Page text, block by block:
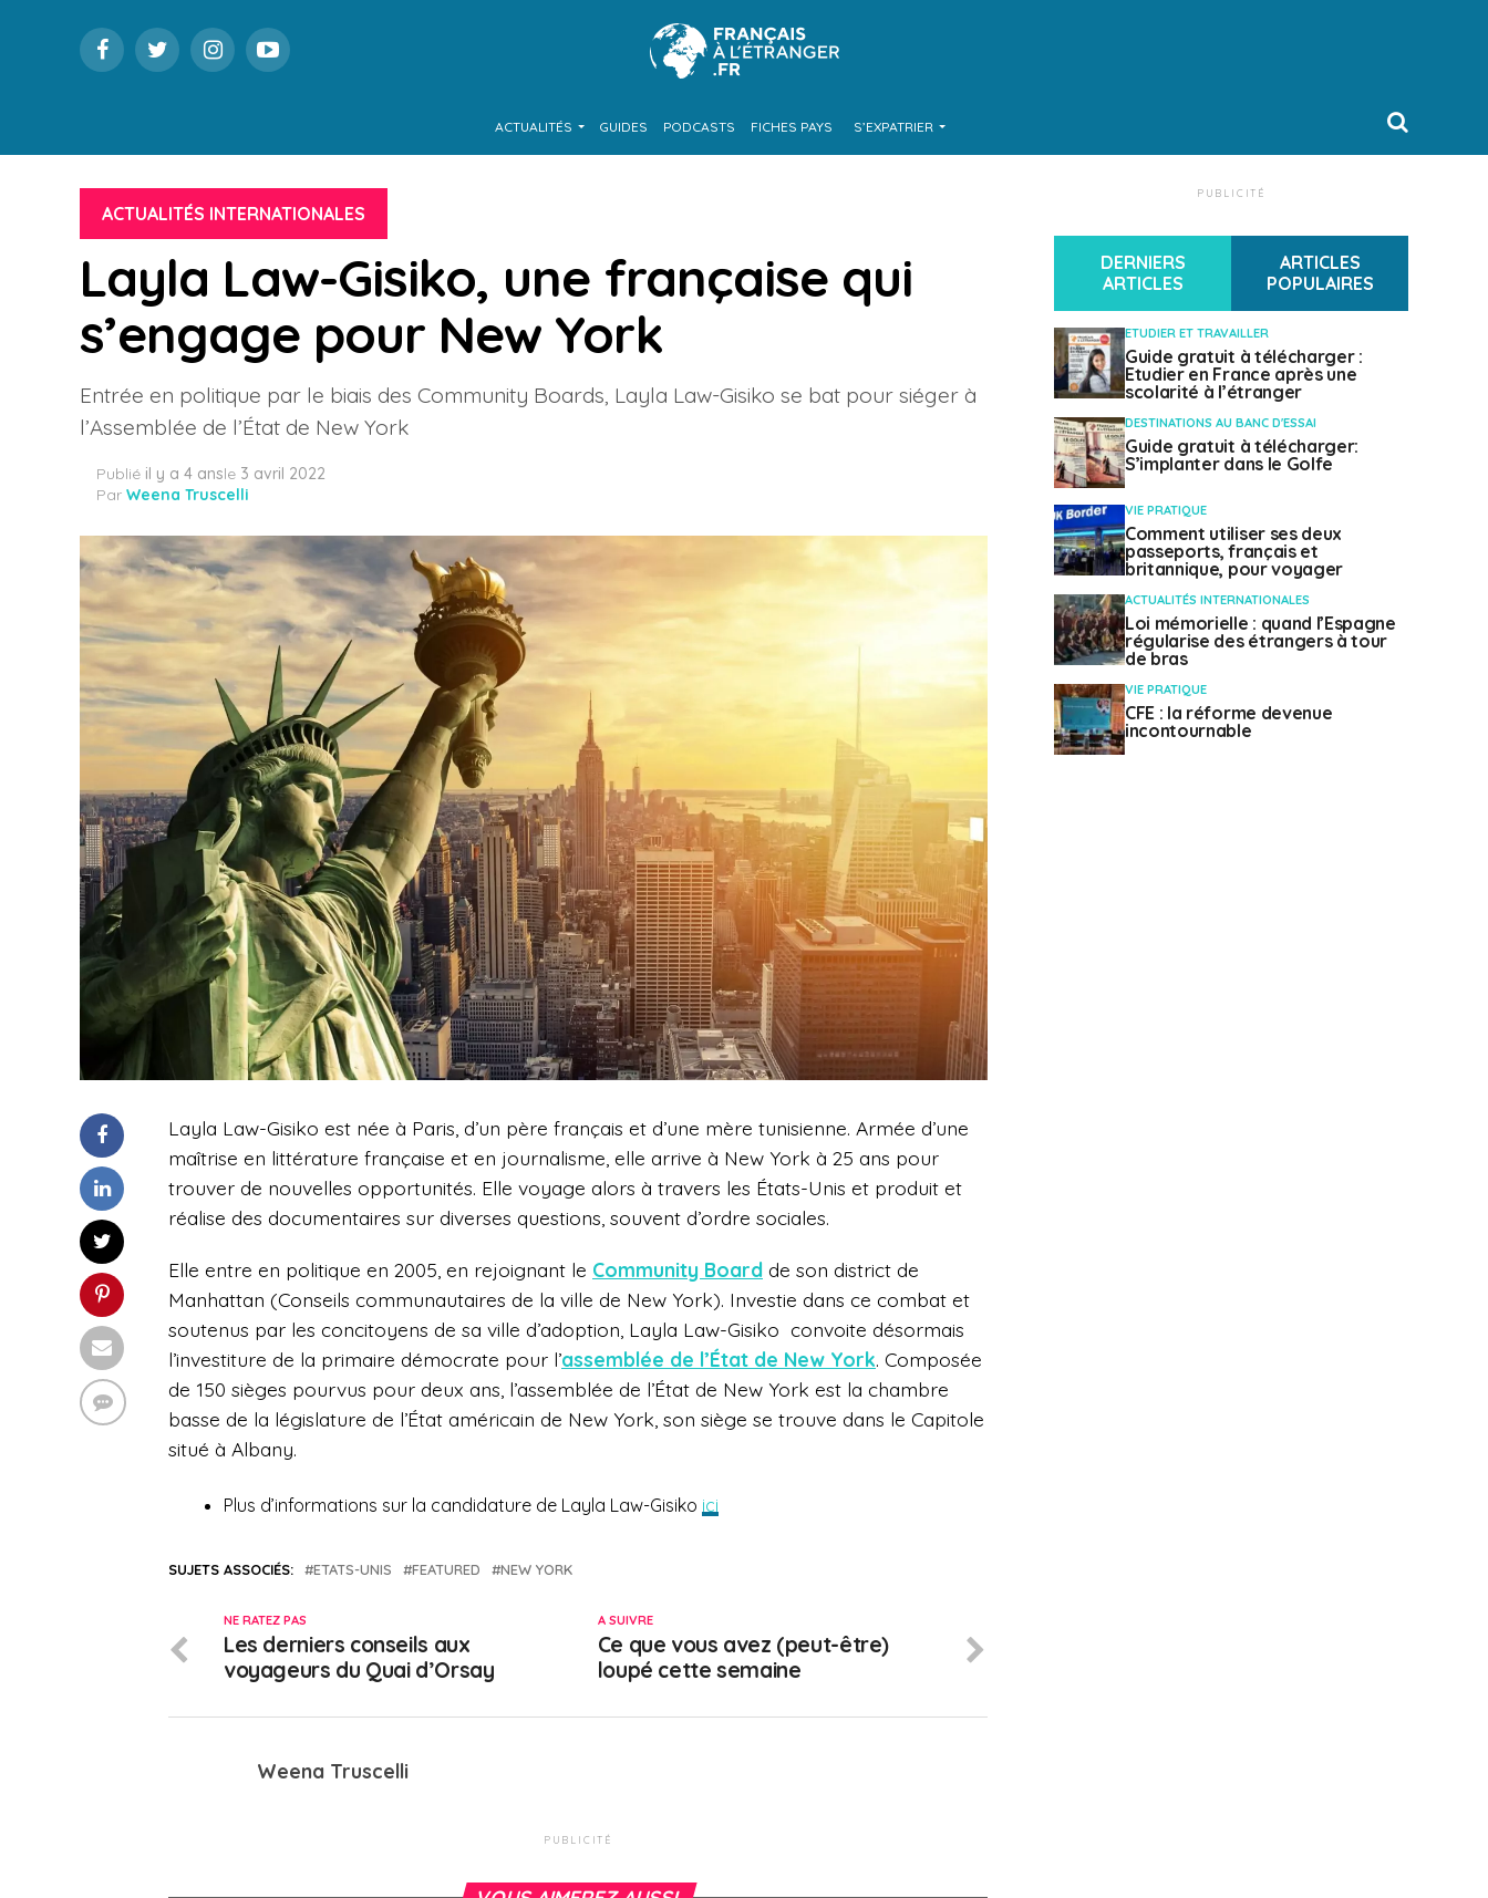
ACTUALITÉS GUIDES PODCASTS FICHES PAYS S’EXPATRIER
ACTUALITÉS INTERNATIONALES
Layla Law-Gisiko, une française qui
s’engage pour New York
Entrée en politique par le biais des Community Boards, Layla Law-Gisiko se bat pour siéger à
l’Assemblée de l’État de New York
Publié il y a 4 ansle 3 avril 2022
Par Weena Truscelli
Layla Law-Gisiko est née à Paris, d’un père français et d’une mère tunisienne. Armée d’une
maîtrise en littérature française et en journalisme, elle arrive à New York à 25 ans pour
trouver de nouvelles opportunités. Elle voyage alors à travers les États-Unis et produit et
réalise des documentaires sur diverses questions, souvent d’ordre sociales.
Elle entre en politique en 2005, en rejoignant le Community Board de son district de
Manhattan (Conseils communautaires de la ville de New York). Investie dans ce combat et
soutenus par les concitoyens de sa ville d’adoption, Layla Law-Gisiko convoite désormais
l’investiture de la primaire démocrate pour l’assemblée de l’État de New York. Composée
de 150 sièges pourvus pour deux ans, l’assemblée de l’État de New York est la chambre
basse de la législature de l’État américain de New York, son siège se trouve dans le Capitole
situé à Albany.
Plus d’informations sur la candidature de Layla Law-Gisiko ici
SUJETS ASSOCIÉS: ETATS-UNIS FEATURED NEW YORK
A SUIVRE
Ce que vous avez (peut-être)
loupé cette semaine
NE RATEZ PAS
Les derniers conseils aux
voyageurs du Quai d’Orsay
Weena Truscelli
PUBLICITÉ
PUBLICITÉ
DERNIERS
ARTICLES
ARTICLES
POPULAIRES
ETUDIER ET TRAVAILLER
Guide gratuit à télécharger :
Etudier en France après une
scolarité à l’étranger
DESTINATIONS AU BANC D'ESSAI
Guide gratuit à télécharger:
S’implanter dans le Golfe
VIE PRATIQUE
Comment utiliser ses deux
passeports, français et
britannique, pour voyager
ACTUALITÉS INTERNATIONALES
Loi mémorielle : quand l’Espagne
régularise des étrangers à tour
de bras
VIE PRATIQUE
CFE : la réforme devenue
incontournable